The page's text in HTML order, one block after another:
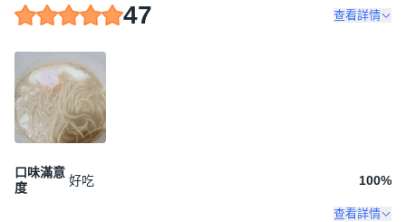
47 查看詳情
口味滿意
度
好吃 100%
查看詳情